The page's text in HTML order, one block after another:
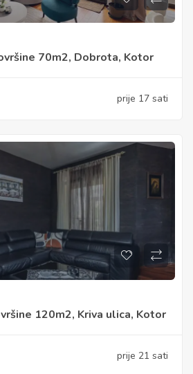
70m2, Dobrota, Kotor
prije 17 sati
120m2, Kriva ulica, Kotor
prije 21 sati